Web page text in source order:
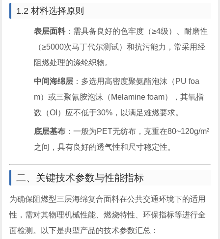
1.2 材料选择原则
表层面料：需具备良好的色牢度（≥4级）、耐磨性
（≥5000次马丁代尔测试）和抗污能力，常采用经
阻燃处理的涤纶织物。
中间海绵层 ：多选用高密度聚氨酯泡沫（PU foa
m）或三聚氰胺泡沫（Melamine foam），其氧指
数（OI）应不低于30%，以满足难燃要求。
底层基布 ：一般为PET无纺布，克重在80~120g/m²
之间，具有良好的透气性和尺寸稳定性。
二、关键技术参数与性能指标
为确保阻燃型三层海绵复合面料在公共交通环境下的适用
性，需对其物理机械性能、燃烧特性、环保指标等进行全
面检测。以下是典型产品的技术参数汇总：